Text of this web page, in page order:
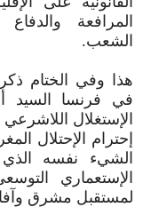
المرافعة
الشعب.
هذا وفي الختام
في فرنسا السيد
الإستغلال
إحترام الإحتلال
الشيء نفسه
الإستعماري
لمستقبل مشرق